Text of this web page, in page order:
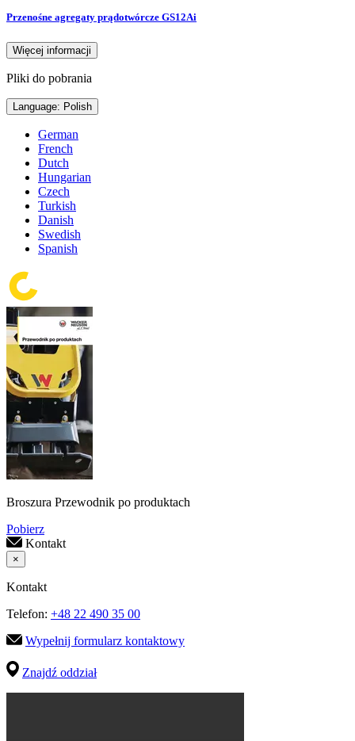
Przenośne agregaty prądotwórcze GS12Ai
Więcej informacji
Pliki do pobrania
Language: Polish
German
French
Dutch
Hungarian
Czech
Turkish
Danish
Swedish
Spanish
Broszura Przewodnik po produktach
Pobierz
Kontakt
×
Kontakt
Telefon: +48 22 490 35 00
Wypełnij formularz kontaktowy
Znajdź oddział